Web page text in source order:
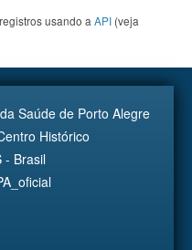
usando a API (veja
Saúde de Porto Alegre
Histórico
- Brasil